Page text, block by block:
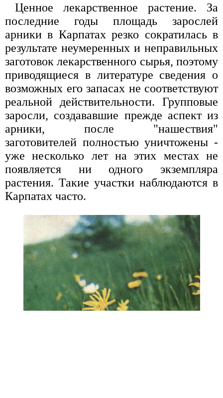
Ценное лекарственное растение. За
последние годы площадь зарослей
арники в Карпатах резко сократилась в
результате неумеренных и неправильных
заготовок лекарственного сырья, поэтому
приводящиеся в литературе сведения о
возможных его запасах не соответствуют
реальной действительности. Групповые
заросли, создававшие прежде аспект из
арники, после "нашествия"
заготовителей полностью уничтожены -
уже несколько лет на этих местах не
появляется ни одного экземпляра
растения. Такие участки наблюдаются в
Карпатах часто.